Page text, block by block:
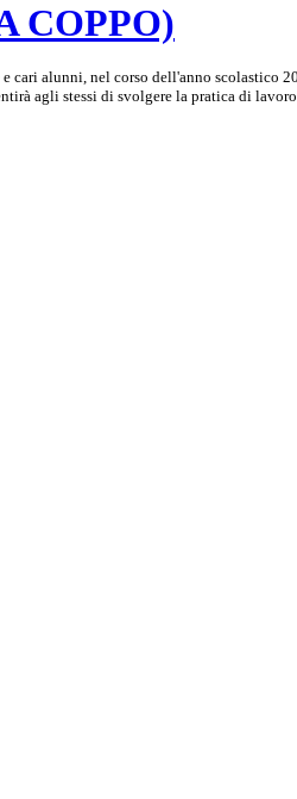
COPPO)
cari alunni, nel corso dell'anno
agli stessi di svolgere la pratica di lavoro